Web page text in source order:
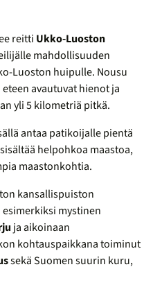
reitti Ukko-Luoston
mahdollisuuden
Luoston huipulle. Nousu
avautuvat hienot ja
yli 5 kilometriä pitkä.
antaa patikoijalle pientä
helpohkoa maastoa,
maastonkohtia.
kansallispuiston
mystinen
ja aikoinaan
kohtauspaikkana toiminut
sekä Suomen suurin kuru,